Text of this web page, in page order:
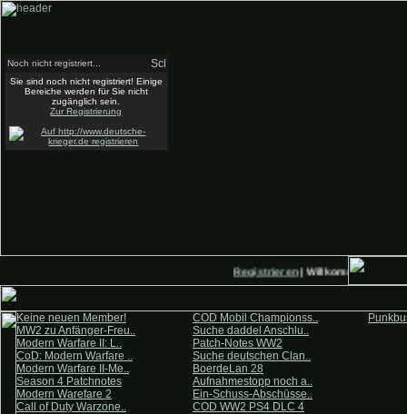
Registrieren| Willkommen auf
Keine neuen Member!
MW2 zu Anfänger-Freu..
Modern Warfare II: L..
CoD: Modern Warfare ..
Modern Warfare II-Me..
Season 4 Patchnotes
Modern Warefare 2
Call of Duty Warzone..
COD Mobil Championss..
Suche daddel Anschlu..
Patch-Notes WW2
Suche deutschen Clan..
BoerdeLan 28
Aufnahmestopp noch a..
Ein-Schuss-Abschüsse..
COD WW2 PS4 DLC 4
Noch nicht registriert...
Sie sind noch nicht registriert! Einige
Bereiche werden für Sie nicht
zugänglich sein.
Zur Registrierung